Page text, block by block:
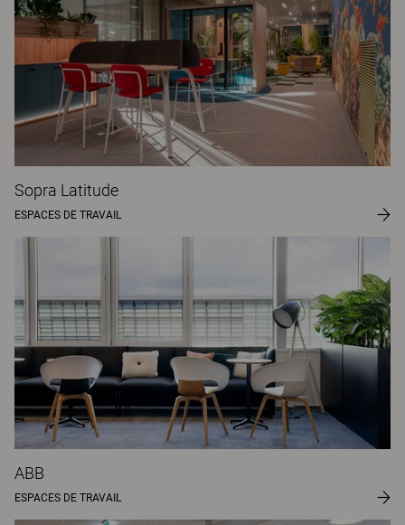
Sopra Latitude
ESPACES DE TRAVAIL
ABB
ESPACES DE TRAVAIL